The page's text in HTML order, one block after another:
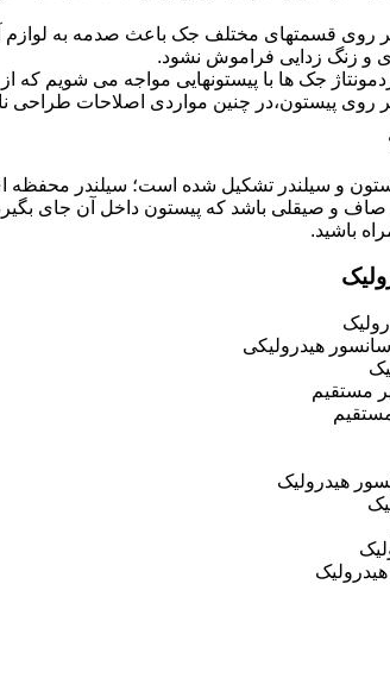
روی قسمتهای مختلف جک باعث صدمه به لوازم
و زنگ زدایی فراموش نشود.
جک ها با پیستونهایی مواجه می شویم
روی پیستون،در چنین مواردی اصلاحات طراحی
و سیلندر تشکیل شده است؛ سیلندر
و صیقلی باشد که پیستون داخل آن جای
باشید.
هیدرولیکی
مستقیم
هیدرولیک